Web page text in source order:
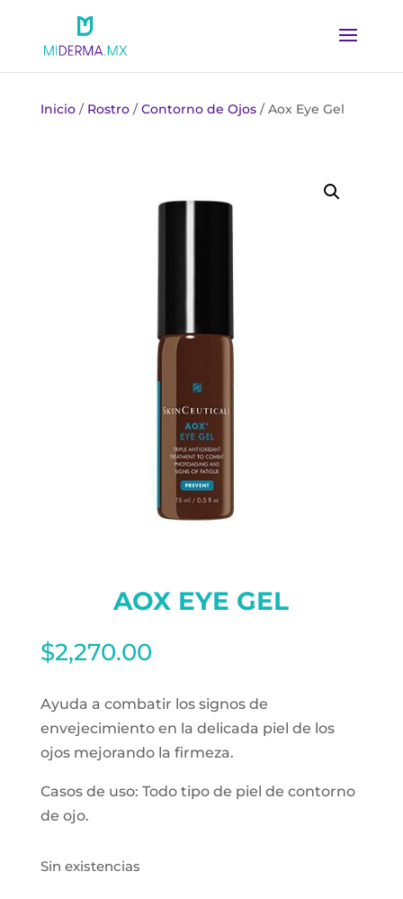
Inicio/ Rostro/Contorno de Ojos/ Aox Eye Gel
AOX EYE GEL
$2,270.00
Ayuda a combatir los signos de
envejecimiento en la delicada piel de los
ojos mejorando la firmeza.
Casos de uso: Todo tipo de piel de contorno
de ojo.
Sin existencias